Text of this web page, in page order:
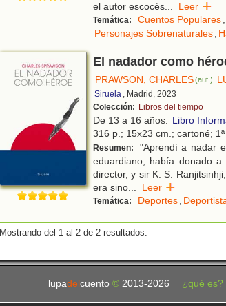
el autor escocés... Leer
Temática: Cuentos Populares,
Personajes Sobrenaturales,
El nadador como
PRAWSON, CHARLES(aut.)
Siruela , Madrid, 2023
Colección: Libros del tiempo
De 13 a 16 años. Libro
316 p.; 15x23 cm.; cartoné;
Resumen:
"Aprendí a nadar
eduardiano, había donado
director, y sir K. S.
era sino... Leer
Temática: Deportes,
Mostrando del 1 al 2 de 2 resultados.
lupadel cuento © 2013-2026 ¿qué es?